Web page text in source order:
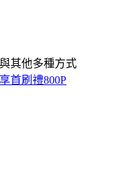
其他多種方式
首刷禮800P